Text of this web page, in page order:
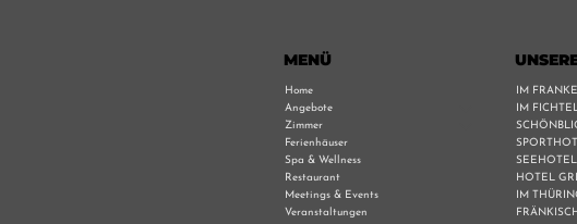
MENÜ
Home
Angebote
Zimmer
Ferienhäuser
Spa & Wellness
Restaurant
Meetings & Events
Veranstaltungen
IM
IM
HOTEL
IM